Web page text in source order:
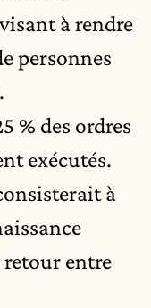
à rendre
personnes
% des ordres
exécutés.
à
entre